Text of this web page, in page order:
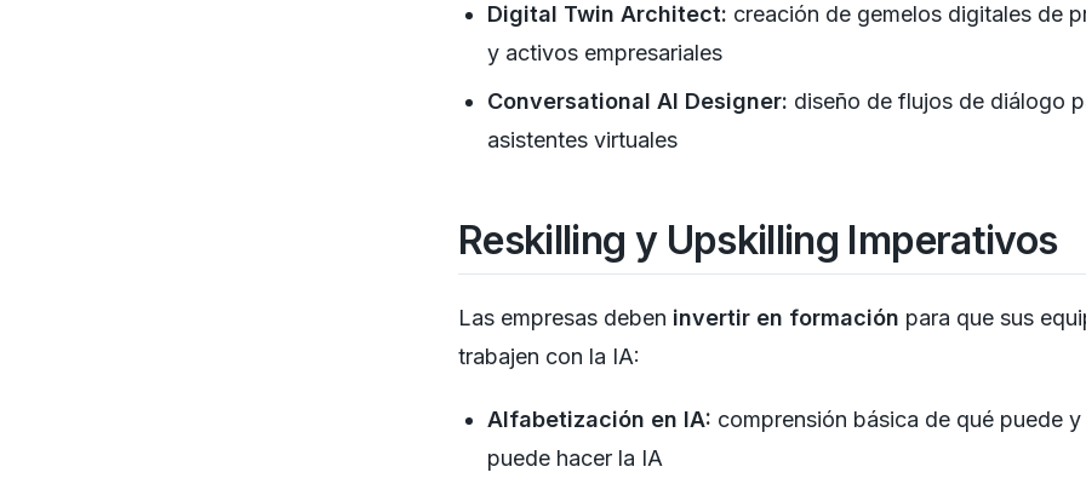
Digital Twin Architect: creación de gemelos digitales de
y activos empresariales
Conversational AI Designer: diseño de flujos de diálogo
asistentes virtuales
Reskilling y Upskilling Imperativos
Las empresas deben invertir en formación para que sus
trabajen con la IA:
Alfabetización en IA: comprensión básica de qué puede y
puede hacer la IA